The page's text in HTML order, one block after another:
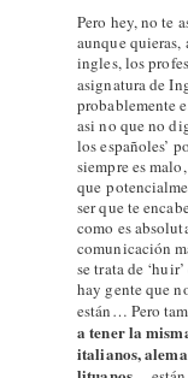
Pero hey, no te
aunque quieras,
ingles, los
asignatura de
probablemente
asi no que no
los españoles’
siempre es
que
ser que te
como es
comunicación
se trata de
hay gente que
están… Pero
a tener la
italianos,